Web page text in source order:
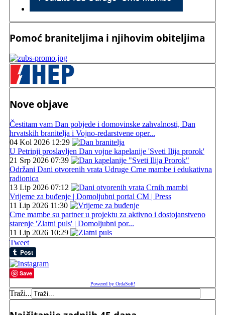
Pomoć braniteljima i njihovim obiteljima
Nove objave
Čestitam vam Dan pobjede i domovinske zahvalnosti, Dan
hrvatskih branitelja i Vojno-redarstvene oper...
04 Kol 2026 12:29
U Petrinji proslavljen Dan vojne kapelanije 'Sveti Ilija prorok'
21 Srp 2026 07:39
Održani Dani otvorenih vrata Udruge Crne mambe i edukativna
radionica
13 Lip 2026 07:12
Vrijeme za buđenje | Domoljubni portal CM | Press
11 Lip 2026 11:30
Crne mambe su partner u projektu za aktivno i dostojanstveno
starenje 'Zlatni puls' | Domoljubni por...
11 Lip 2026 10:29
Tweet
Save
Powered by OrdaSoft!
Traži...